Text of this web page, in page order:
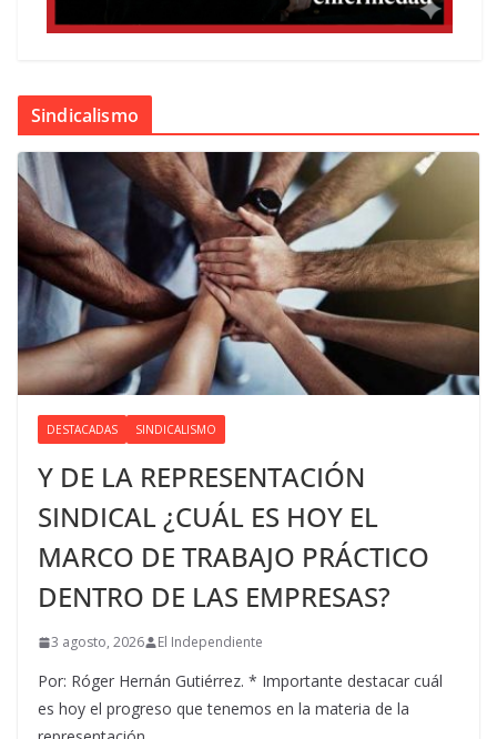
Sindicalismo
DESTACADAS SINDICALISMO
Y DE LA REPRESENTACIÓN
SINDICAL ¿CUÁL ES HOY EL
MARCO DE TRABAJO PRÁCTICO
DENTRO DE LAS EMPRESAS?
3 agosto, 2026 El Independiente
Por: Róger Hernán Gutiérrez. * Importante destacar cuál
es hoy el progreso que tenemos en la materia de la